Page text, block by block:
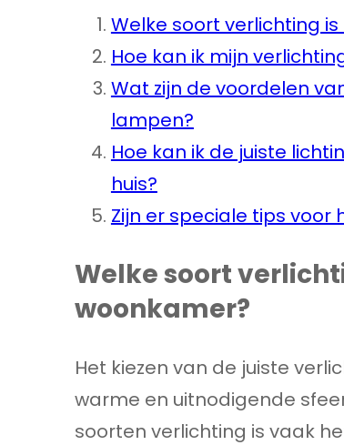
Welke soort verlichting
Hoe kan ik mijn
Wat zijn de voordelen
lampen?
Hoe kan ik de juiste
huis?
Zijn er speciale tips voor
Welke soort
woonkamer?
Het kiezen van de juiste
warme en uitnodigende
soorten verlichting is vaak